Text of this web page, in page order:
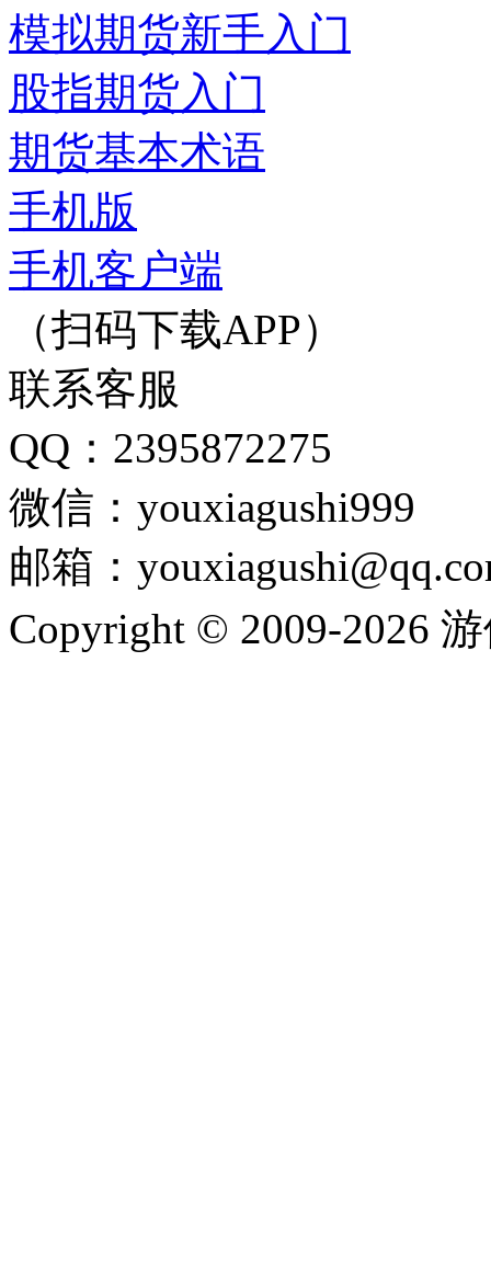
模拟期货新手入门
股指期货入门
期货基本术语
手机版
手机客户端
（扫码下载APP）
联系客服
QQ：2395872275
微信：youxiagushi999
邮箱：
Copyright © 2009-2026